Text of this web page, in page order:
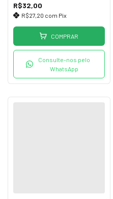
R$32,00
R$27,20 com Pix
COMPRAR
Consulte-nos pelo
WhatsApp